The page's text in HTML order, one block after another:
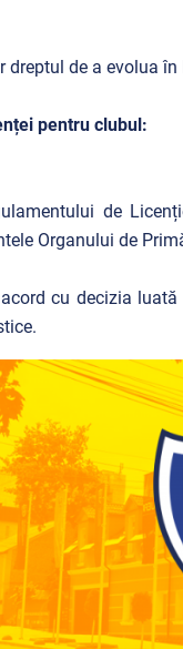
dreptul de a evolua
pentru clubul:
de
Organului de
cu decizia